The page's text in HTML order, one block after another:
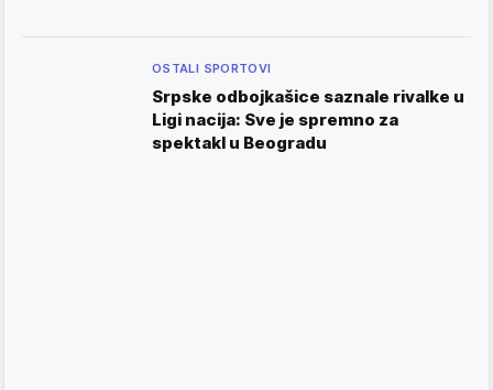
OSTALI SPORTOVI
Srpske odbojkašice saznale rivalke u
Ligi nacija: Sve je spremno za
spektakl u Beogradu